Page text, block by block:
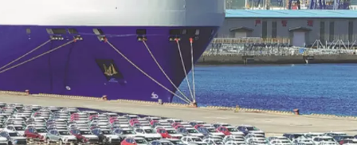
عربي
kiswahili